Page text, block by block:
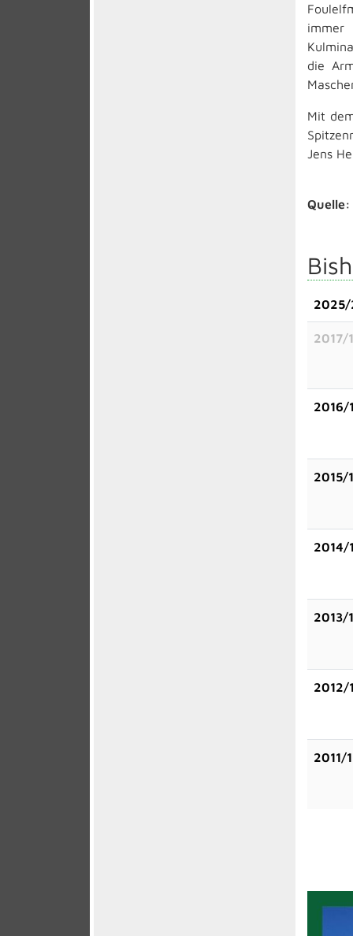
die
Mit
Jens
Quelle:
2025/
2017/
2016/
2015/
2014/
2013/
2012/
2011/